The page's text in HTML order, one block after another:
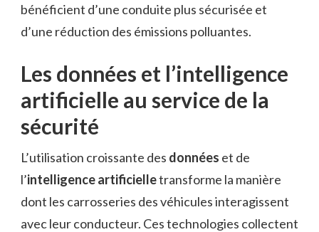
bénéficient d’une conduite plus sécurisée et
d’une réduction des émissions polluantes.
Les données et l’intelligence
artificielle au service de la
sécurité
L’utilisation croissante des données et de
l’intelligence artificielletransforme la manière
dont les carrosseries des véhicules interagissent
avec leur conducteur. Ces technologies collectent